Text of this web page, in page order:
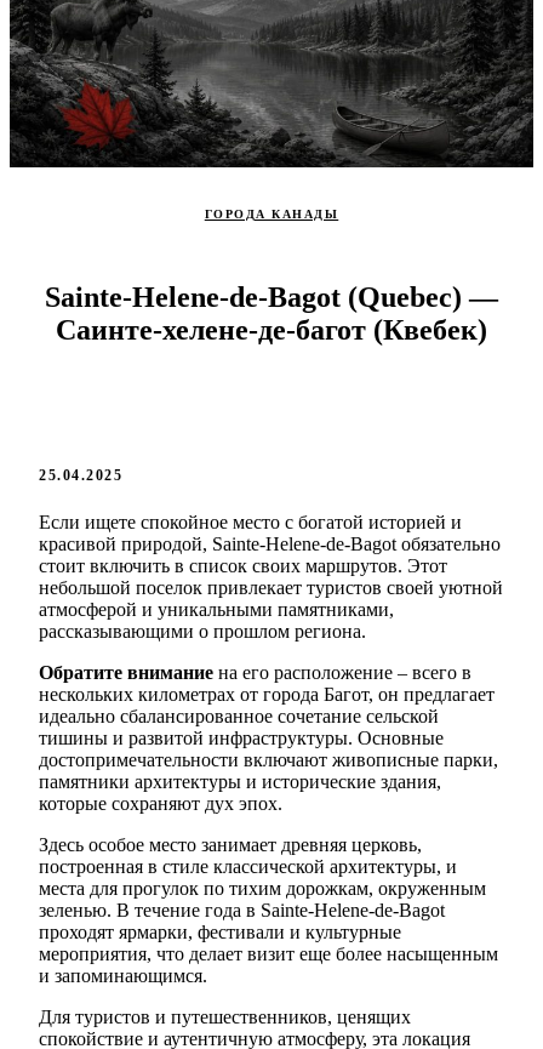
ГОРОДА КАНАДЫ
Sainte-Helene-de-Bagot (Quebec) —
Саинте-хелене-де-багот (Квебек)
25.04.2025
Если ищете спокойное место с богатой историей и
красивой природой, Sainte-Helene-de-Bagot обязательно
стоит включить в список своих маршрутов. Этот
небольшой поселок привлекает туристов своей уютной
атмосферой и уникальными памятниками,
рассказывающими о прошлом региона.
Обратите внимание на его расположение – всего в
нескольких километрах от города Багот, он предлагает
идеально сбалансированное сочетание сельской
тишины и развитой инфраструктуры. Основные
достопримечательности включают живописные парки,
памятники архитектуры и исторические здания,
которые сохраняют дух эпох.
Здесь особое место занимает древняя церковь,
построенная в стиле классической архитектуры, и
места для прогулок по тихим дорожкам, окруженным
зеленью. В течение года в Sainte-Helene-de-Bagot
проходят ярмарки, фестивали и культурные
мероприятия, что делает визит еще более насыщенным
и запоминающимся.
Для туристов и путешественников, ценящих
спокойствие и аутентичную атмосферу, эта локация